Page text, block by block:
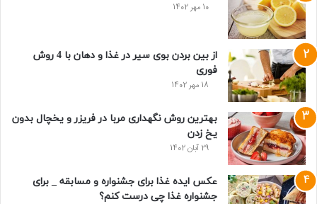
10 مهر 1402
از بین بردن بوی سیر در غذا و دهان با 4 روش
فوری
18 مهر 1402
بهترین روش نگهداری مربا در فریزر و یخچال بدون
یخ زدن
29 آبان 1402
عکس ایده غذا برای جشنواره و مسابقه _ برای
جشنواره غذا چی درست کنم؟